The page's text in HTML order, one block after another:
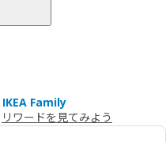
IKEA Family
リワードを見てみよう